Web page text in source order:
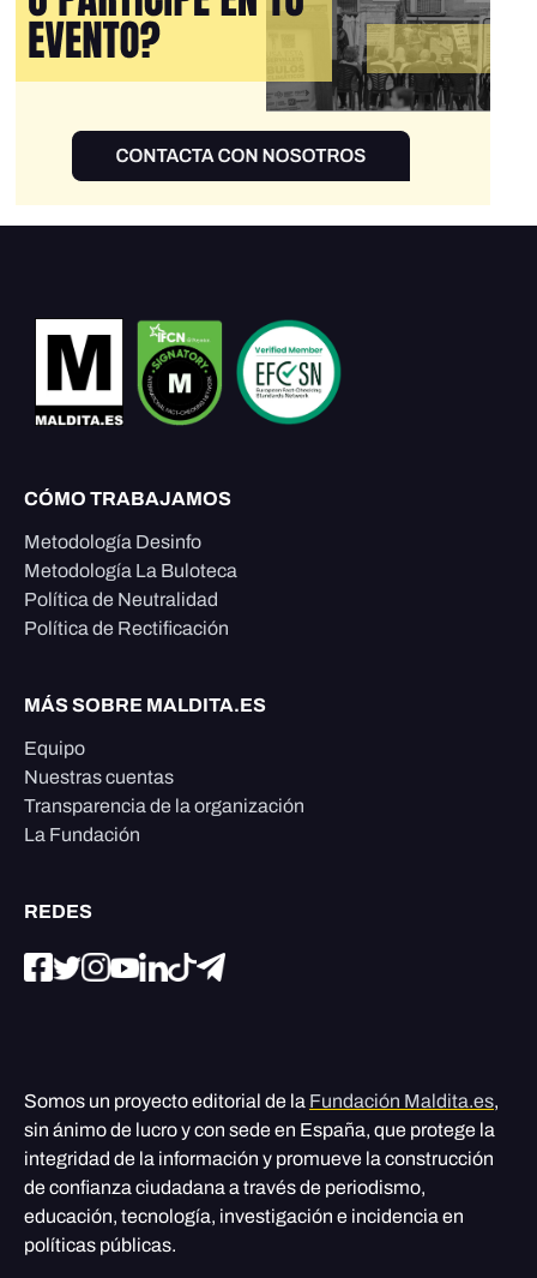
CÓMO TRABAJAMOS
Metodología Desinfo
Metodología La Buloteca
Política de Neutralidad
Política de Rectificación
MÁS SOBRE MALDITA.ES
Equipo
Nuestras cuentas
Transparencia de la organización
La Fundación
REDES
Somos un proyecto editorial de la Fundación Maldita.es,
sin ánimo de lucro y con sede en España, que protege la
integridad de la información y promueve la construcción
de confianza ciudadana a través de periodismo,
educación, tecnología, investigación e incidencia en
políticas públicas.